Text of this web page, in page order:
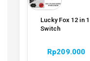
Lucky Fox 12 in
Switch
Rp209.000